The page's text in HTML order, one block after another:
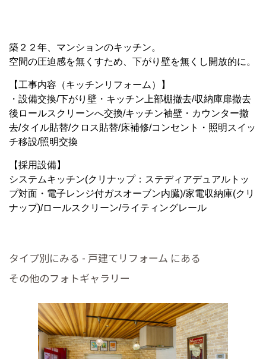
築２２年、マンションのキッチン。
空間の圧迫感を無くすため、下がり壁を無くし開放的に。
【工事内容（キッチンリフォーム）】
・設備交換/下がり壁・キッチン上部棚撤去/収納庫扉撤去
後ロールスクリーンへ交換/キッチン袖壁・カウンター撤
去/タイル貼替/クロス貼替/床補修/コンセント・照明スイッ
チ移設/照明交換
【採用設備】
システムキッチン(クリナップ：ステディアデュアルトッ
プ対面・電子レンジ付ガスオーブン内臓)/家電収納庫(クリ
ナップ)/ロールスクリーン/ライティングレール
タイプ別にみる - 戸建てリフォーム にある
その他のフォトギャラリー